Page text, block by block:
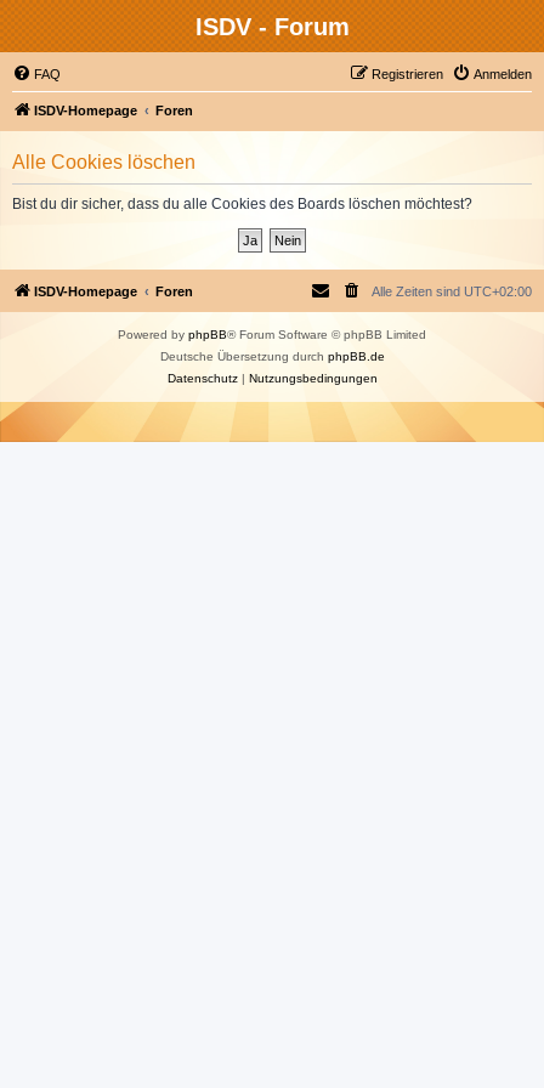
ISDV - Forum
FAQ Anmelden
Registrieren
ISDV-Homepage Foren
Alle Cookies löschen
Bist du dir sicher, dass du alle Cookies des Boards löschen möchtest?
ISDV-Homepage Foren Alle Zeiten sind UTC+02:00
Powered by phpBB® Forum Software © phpBB Limited
Deutsche Übersetzung durch phpBB.de
Datenschutz| Nutzungsbedingungen